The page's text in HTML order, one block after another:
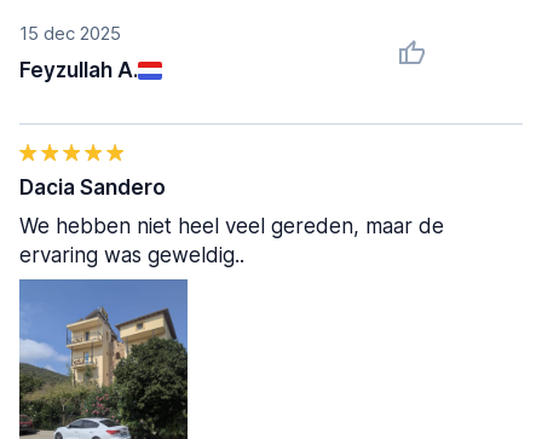
15 dec 2025
Feyzullah A.
Dacia Sandero
We hebben niet heel veel gereden, maar de
ervaring was geweldig..